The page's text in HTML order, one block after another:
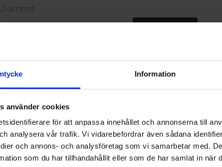
Information
använder cookies
för att anpassa innehållet och annonserna till
analysera vår trafik. Vi vidarebefordrar även sådana
och annons- och analysföretag som vi samarbetar med.
som du har tillhandahållit eller som de har samlat in när
RING OSS PÅ 0431 - 37 14 00
Kundservice
Kontakta oss
Handla på Nordiska
Köpvillkor